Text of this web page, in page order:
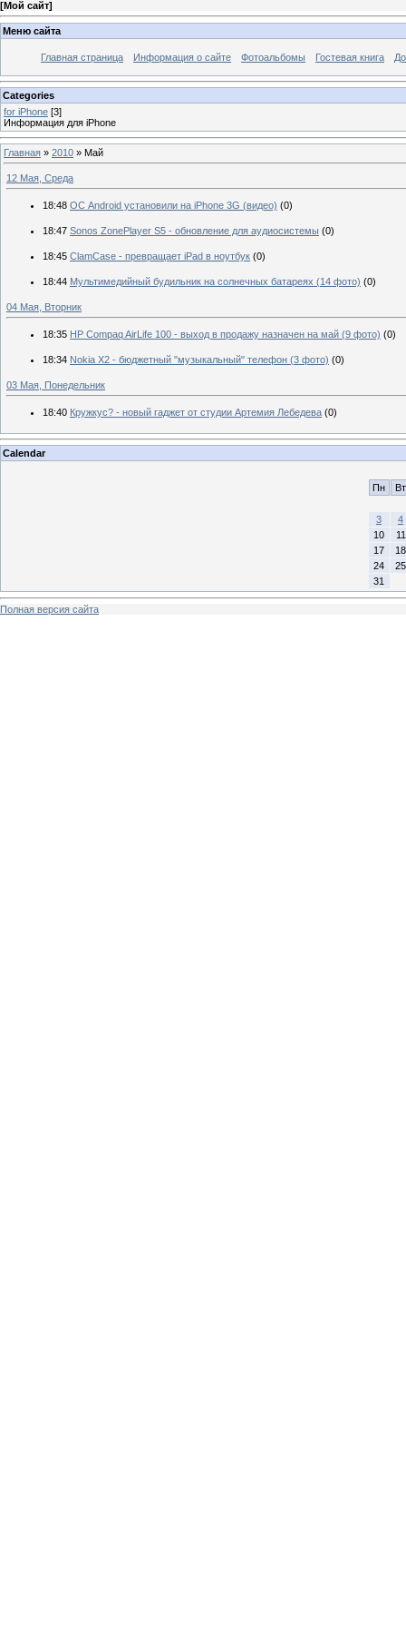
[Мой сайт]
Меню сайта
Главная страница Информация о сайте Фотоальбомы Гостевая книга
Categories
for iPhone [3]
Информация для iPhone
Главная » 2010 » Май
12 Мая, Среда
18:48 ОС Android установили на iPhone 3G (видео) (0)
18:47 Sonos ZonePlayer S5 - обновление для аудиосистемы (0)
18:45 ClamCase - превращает iPad в ноутбук (0)
18:44 Мультимедийный будильник на солнечных батареях (14 фото) (0)
04 Мая, Вторник
18:35 HP Compaq AirLife 100 - выход в продажу назначен на май (9 фото) (0)
18:34 Nokia X2 - бюджетный "музыкальный" телефон (3 фото) (0)
03 Мая, Понедельник
18:40 Кружкус? - новый гаджет от студии Артемия Лебедева (0)
Calendar
Пн Вт
3
4
10
11
17
18
24
25
31
Полная версия сайта